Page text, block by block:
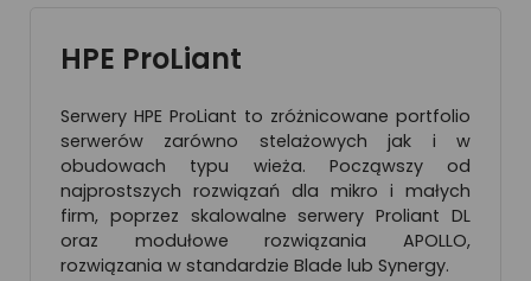
HPE ProLiant
Serwery HPE ProLiant to zróżnicowane portfolio
serwerów zarówno stelażowych jak i w
obudowach typu wieża. Począwszy od
najprostszych rozwiązań dla mikro i małych
firm, poprzez skalowalne serwery Proliant DL
oraz modułowe rozwiązania APOLLO,
rozwiązania w standardzie Blade lub Synergy.